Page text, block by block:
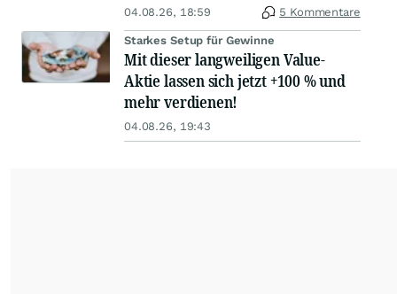
04.08.26, 18:59 5 Kommentare
Starkes Setup für Gewinne
Mit dieser langweiligen Value-
Aktie lassen sich jetzt +100 % und
mehr verdienen!
04.08.26, 19:43